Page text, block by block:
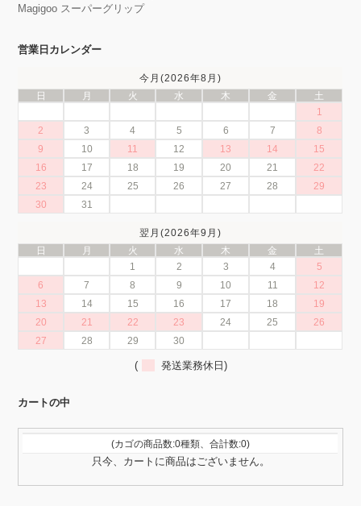
Magigoo スーパーグリップ
営業日カレンダー
今月(2026年8月)
日
月 火 水 木 金
土
1
2
3 4 5 6 7
8
9
10 11 12 13 14
15
16
17 18 19 20 21
22
23
24 25 26 27 28
29
30
31
翌月(2026年9月)
日
月 火 水 木 金
土
1
2 3 4
5
6
7 8 9 10 11
12
13
14 15 16 17 18
19
20
21 22 23 24 25
26
27
28 29 30
( 発送業務休日)
カートの中
(カゴの商品数:0種類、合計数:0)
只今、カートに商品はございません。